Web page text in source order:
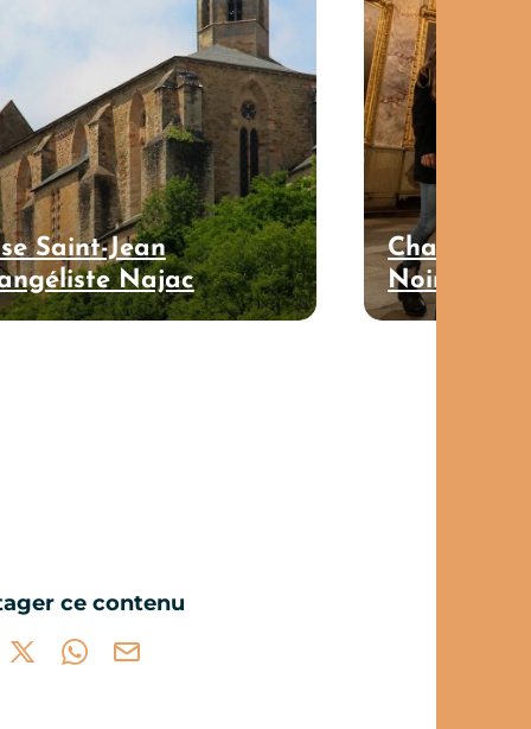
Saint-Jean
Najac
Chapelle
Noirs
ce contenu
sur Facebook (nouvelle fenêtre)
Partager sur X / Twitter (nouvelle fenêtre)
Partager sur WhatsApp
Partager par mail